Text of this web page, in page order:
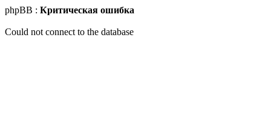
phpBB : Критическая ошибка
Could not connect to the database